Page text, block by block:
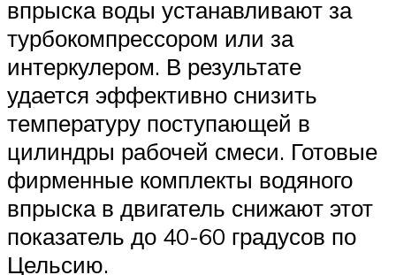
впрыска воды устанавливают за
турбокомпрессором или за
интеркулером. В результате
удается эффективно снизить
температуру поступающей в
цилиндры рабочей смеси. Готовые
фирменные комплекты водяного
впрыска в двигатель снижают этот
показатель до 40-60 градусов по
Цельсию.